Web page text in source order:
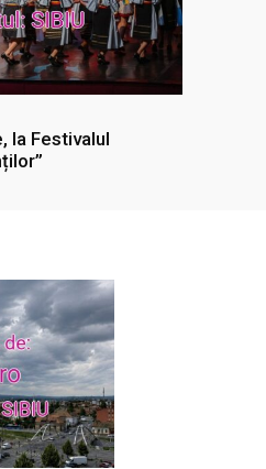
la Festivalul